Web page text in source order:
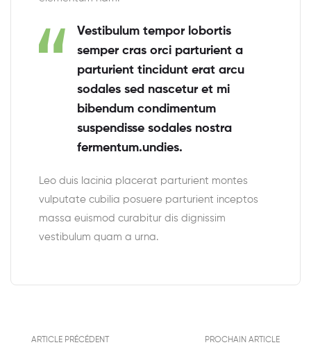
Vestibulum tempor lobortis
semper cras orci parturient a
parturient tincidunt erat arcu
sodales sed nascetur et mi
bibendum condimentum
suspendisse sodales nostra
fermentum.undies.
Leo duis lacinia placerat parturient montes
vulputate cubilia posuere parturient inceptos
massa euismod curabitur dis dignissim
vestibulum quam a urna.
ARTICLE PRÉCÉDENT PROCHAIN ARTICLE